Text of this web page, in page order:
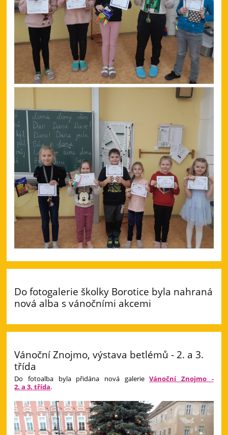
Do fotogalerie školky Borotice byla nahraná
nová alba s vánočními akcemi
Vánoční Znojmo, výstava betlémů - 2. a 3.
třída
Do fotoalba byla přidána nová galerieVánoční Znojmo -
2. a 3. třída.